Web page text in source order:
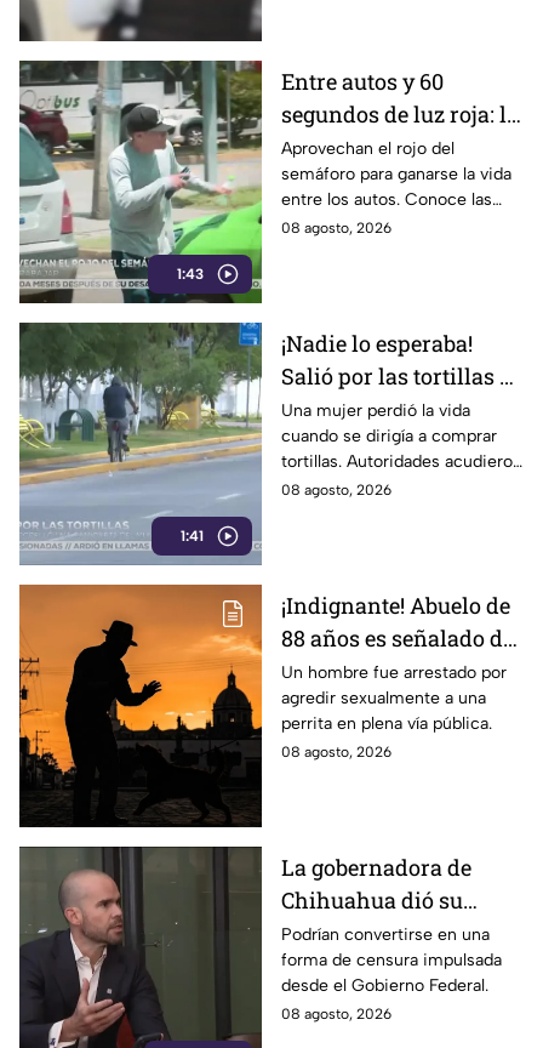
1:43
Entre autos y 60
segundos de luz roja: la
historia de quienes
trabajan en el semáforo
Aprovechan el rojo del
semáforo para ganarse la vida
entre los autos. Conoce las
historias, retos y la rutina
08 agosto, 2026
1:41
¡Nadie lo esperaba!
Salió por las tortillas y
nunca regresó tras
perder la v1da en el
camino
Una mujer perdió la vida
cuando se dirigía a comprar
tortillas. Autoridades acudieron
al lugar tras el reporte de
08 agosto, 2026
¡Indignante! Abuelo de
88 años es señalado de
4busar de una canina
frente a un parque con
men0res
Un hombre fue arrestado por
agredir sexualmente a una
perrita en plena vía pública.
08 agosto, 2026
La gobernadora de
Chihuahua dió su
postura sobre los
nuevos lineamientos
que podría afectar la
libertad de expresión
Podrían convertirse en una
forma de censura impulsada
desde el Gobierno Federal.
08 agosto, 2026